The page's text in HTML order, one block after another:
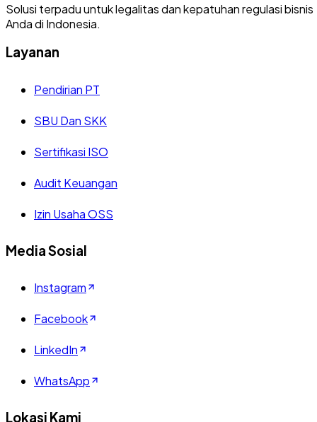
Solusi terpadu untuk legalitas dan kepatuhan regulasi bisnis
Anda di Indonesia.
Layanan
Pendirian PT
SBU Dan SKK
Sertifikasi ISO
Audit Keuangan
Izin Usaha OSS
Media Sosial
Instagram
Facebook
LinkedIn
WhatsApp
Lokasi Kami